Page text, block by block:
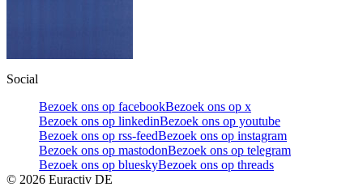
Social
Bezoek ons op facebookBezoek ons op x
Bezoek ons op linkedinBezoek ons op youtube
Bezoek ons op rss-feedBezoek ons op instagram
Bezoek ons op mastodonBezoek ons op telegram
Bezoek ons op blueskyBezoek ons op threads
© 2026 Euractiv DE